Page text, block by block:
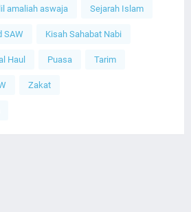
amaliah aswaja Sejarah Islam
SAW Kisah Sahabat Nabi
Haul Puasa Tarim
Zakat